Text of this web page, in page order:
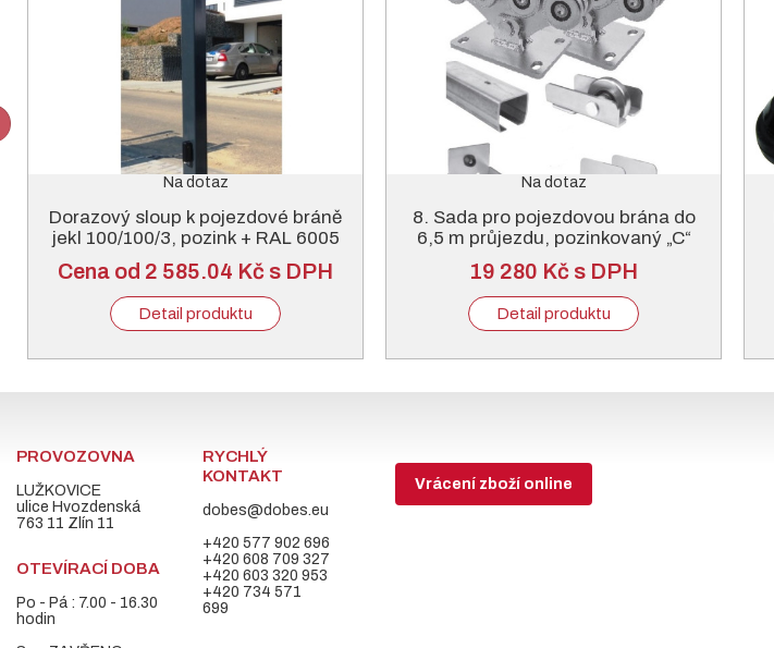
Na dotaz
Dorazový sloup k pojezdové bráně
jekl 100/100/3, pozink + RAL 6005
nebo 7016
Cena od 2 585.04 Kč s DPH
Detail produktu
Na dotaz
8. Sada pro pojezdovou brána do
6,5 m průjezdu, pozinkovaný „C“
profil
19 280 Kč s DPH
Detail produktu
PROVOZOVNA
LUŽKOVICE
ulice Hvozdenská
763 11 Zlín 11
OTEVÍRACÍ DOBA
Po - Pá : 7.00 - 16.30
hodin
RYCHLÝ
KONTAKT
dobes@dobes.eu
+420 577 902 696
+420 608 709 327
+420 603 320 953
+420 734 571
699
Vrácení zboží online